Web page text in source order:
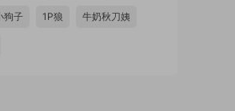
狗子 1P狼 牛奶秋刀姨